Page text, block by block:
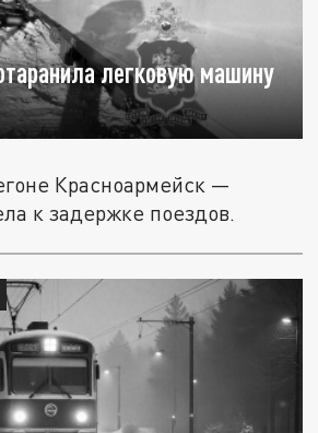
легковую машину
Красноармейск —
к задержке поездов.